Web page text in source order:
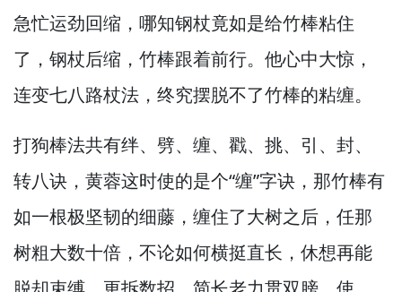
急忙运劲回缩， 哪知钢杖竟如是给竹棒粘住
了， 钢杖后缩， 竹棒跟着前行。 他心中大惊，
连变七八路杖法， 终究摆脱不了竹棒的粘缠。
打狗棒法共有绊、劈、缠、戳、挑、引、封、
转八诀， 黄蓉这时使的是个“缠”字诀， 那竹棒有
如一根极坚韧的细藤， 缠住了大树之后， 任那
树粗大数十倍， 不论如何横挺直长， 休想再能